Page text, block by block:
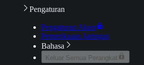
Pengaturan
Pengaturan Akun
Pemeriksaan Jaringan
Bahasa
Keluar Semua Perangkat